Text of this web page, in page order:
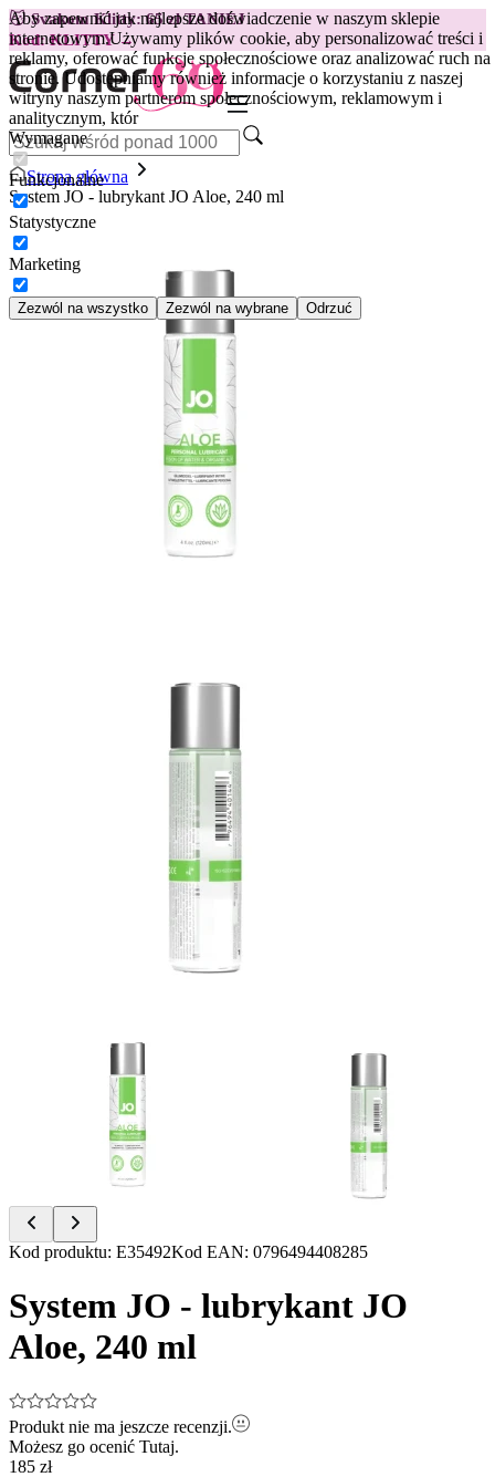
Aby zapewnić jak najlepsze doświadczenie w naszym sklepie
internetowym.Używamy plików cookie, aby personalizować treści i
reklamy, oferować funkcje społecznościowe oraz analizować ruch na
stronie. Udostępniamy również informacje o korzystaniu z naszej
witryny naszym partnerom społecznościowym, reklamowym i
analitycznym, któr
Wymagane
Funkcjonalne
Statystyczne
Marketing
Zezwól na wszystko Zezwól na wybrane Odrzuć
😽Svakom Klitty: 65 zł TANIEJ
Kod: KLITTY →
Strona główna
System JO - lubrykant JO Aloe, 240 ml
Item
of
2
Kod produktu: E35492Kod EAN: 0796494408285
System JO - lubrykant JO
Aloe, 240 ml
Produkt nie ma jeszcze recenzji.
Możesz go ocenić Tutaj.
185 zł